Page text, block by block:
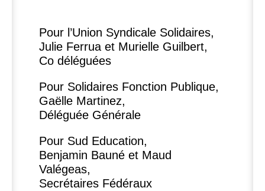
Pour l’Union Syndicale Solidaires,
Julie Ferrua et Murielle Guilbert,
Co déléguées
Pour Solidaires Fonction Publique,
Gaëlle Martinez,
Déléguée Générale
Pour Sud Education,
Benjamin Bauné et Maud
Valégeas,
Secrétaires Fédéraux